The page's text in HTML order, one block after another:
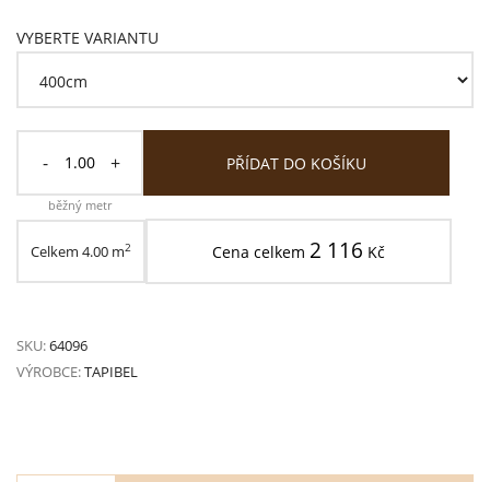
VYBERTE VARIANTU
- +
běžný metr
PŘÍDAT DO KOŠÍKU
Celkem 4.00 m2 Cena celkem 2 116 Kč
SKU:64096
VÝROBCE:TAPIBEL